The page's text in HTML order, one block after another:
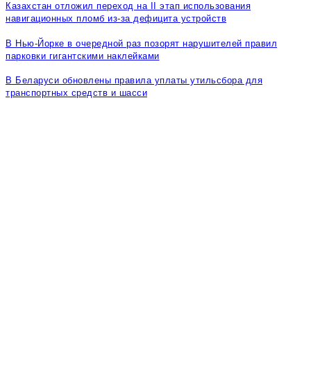
Казахстан отложил переход на II этап использования
навигационных пломб из-за дефицита устройств
В Нью-Йорке в очередной раз позорят нарушителей правил
парковки гигантскими наклейками
В Беларуси обновлены правила уплаты утильсбора для
транспортных средств и шасси